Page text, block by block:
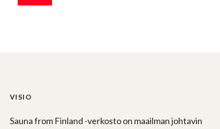
VISIO
Sauna from Finland -verkosto on maailman johtavin